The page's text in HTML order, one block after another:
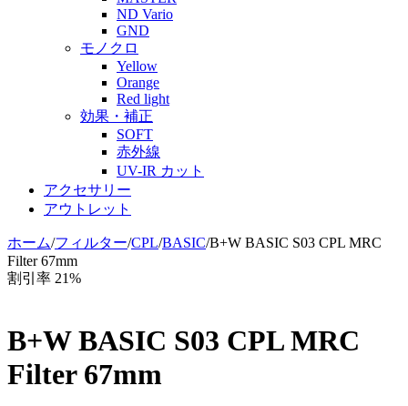
ND Vario
GND
モノクロ
Yellow
Orange
Red light
効果・補正
SOFT
赤外線
UV-IR カット
アクセサリー
アウトレット
ホーム/フィルター/CPL/BASIC/B+W BASIC S03 CPL MRC
Filter 67mm
割引率 21%
B+W BASIC S03 CPL MRC
Filter 67mm